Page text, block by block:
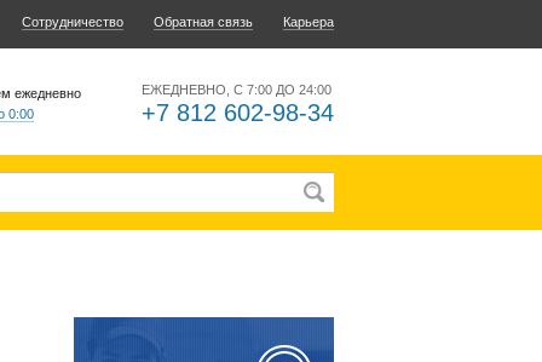
Сотрудничество Обратная связь Карьера
ЕЖЕДНЕВНО, С 7:00 ДО 24:00
+7 812 602-98-34
ежедневно
0:00